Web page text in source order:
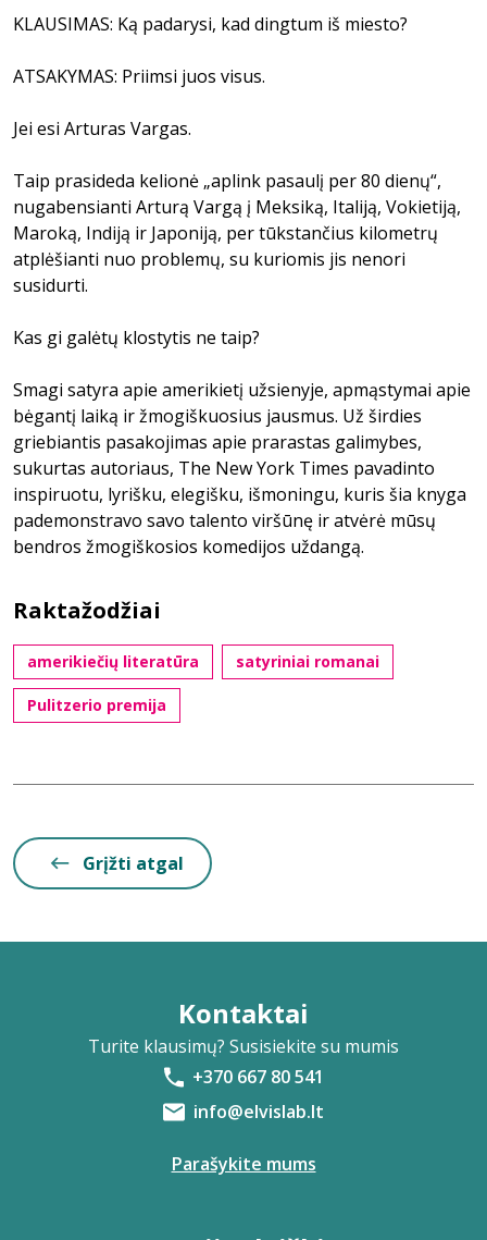
KLAUSIMAS: Ką padarysi, kad dingtum iš miesto?
ATSAKYMAS: Priimsi juos visus.
Jei esi Arturas Vargas.
Taip prasideda kelionė „aplink pasaulį per 80 dienų“,
nugabensianti Arturą Vargą į Meksiką, Italiją, Vokietiją,
Maroką, Indiją ir Japoniją, per tūkstančius kilometrų
atplėšianti nuo problemų, su kuriomis jis nenori
susidurti.
Kas gi galėtų klostytis ne taip?
Smagi satyra apie amerikietį užsienyje, apmąstymai apie
bėgantį laiką ir žmogiškuosius jausmus. Už širdies
griebiantis pasakojimas apie prarastas galimybes,
sukurtas autoriaus, The New York Times pavadinto
inspiruotu, lyrišku, elegišku, išmoningu, kuris šia knyga
pademonstravo savo talento viršūnę ir atvėrė mūsų
bendros žmogiškosios komedijos uždangą.
Raktažodžiai
amerikiečių literatūra satyriniai romanai
Pulitzerio premija
Grįžti atgal
Kontaktai
Turite klausimų? Susisiekite su mumis
+370 667 80 541
info@elvislab.lt
Parašykite mums